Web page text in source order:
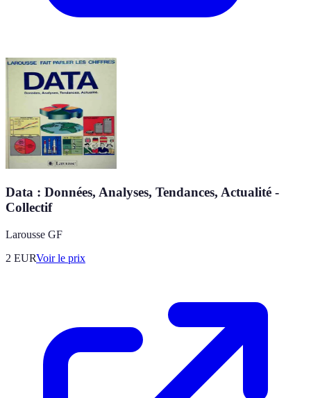
Data : Données, Analyses, Tendances, Actualité -
Collectif
Larousse GF
2 EURVoir le prix